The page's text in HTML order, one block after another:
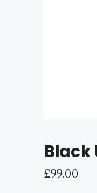
Black
£99.00